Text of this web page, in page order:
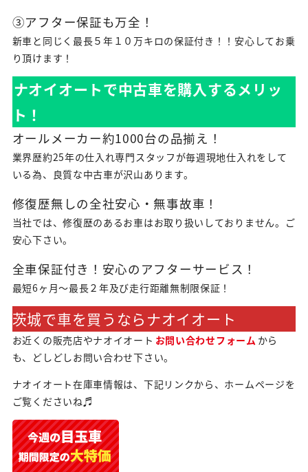
③アフター保証も万全！
新車と同じく最長５年１０万キロの保証付き！！安心してお乗
り頂けます！
ナオイオートで中古車を購入するメリッ
ト！
オールメーカー約1000台の品揃え！
業界歴約25年の仕入れ専門スタッフが毎週現地仕入れをして
いる為、良質な中古車が沢山あります。
修復歴無しの全社安心・無事故車！
当社では、修復歴のあるお車はお取り扱いしておりません。ご
安心下さい。
全車保証付き！安心のアフターサービス！
最短6ヶ月～最長２年及び走行距離無制限保証！
茨城で車を買うならナオイオート
お近くの販売店やナオイオート お問い合わせフォーム から
も、どしどしお問い合わせ下さい。
ナオイオート在庫車情報は、下記リンクから、ホームページを
ご覧くださいね♬